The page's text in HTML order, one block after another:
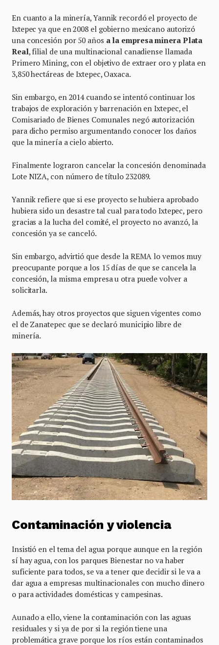
En cuanto a la minería, Yannik recordó el proyecto de
Ixtepec ya que en 2008 el gobierno mexicano autorizó
una concesión por 50 años a la empresa minera Plata
Real, filial de una multinacional canadiense llamada
Primero Mining, con el objetivo de extraer oro y plata en
3,850 hectáreas de Ixtepec, Oaxaca.
Sin embargo, en 2014 cuando se intentó continuar los
trabajos de exploración y barrenación en Ixtepec, el
Comisariado de Bienes Comunales negó autorización
para dicho permiso argumentando conocer los daños
que la minería a cielo abierto.
Finalmente lograron cancelar la concesión denominada
Lote NIZA, con número de título 232089.
Yannik refiere que si ese proyecto se hubiera aprobado
hubiera sido un desastre tal cual para todo Ixtepec, pero
gracias a la lucha del comité, el proyecto no avanzó, la
concesión ya se canceló.
Sin embargo, advirtió que desde la REMA lo vemos muy
preocupante porque a los 15 días de que se cancela la
concesión, la misma empresa u otra puede volver a
solicitarla.
Además, hay otros proyectos que siguen vigentes como
el de Zanatepec que se declaró municipio libre de
minería.
Contaminación y violencia
Insistió en el tema del agua porque aunque en la región
sí hay agua, con los parques Bienestar no va haber
suficiente para todos, se va a tener que decidir si le va a
dar agua a empresas multinacionales con mucho dinero
o para actividades domésticas y campesinas.
Aunado a ello, viene la contaminación con las aguas
residuales y si ya de por si la región tiene una
problemática grave porque los ríos están contaminados